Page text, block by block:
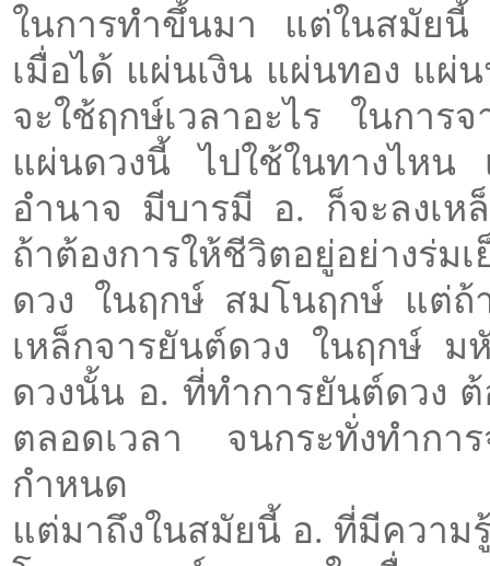
ในการทำขึ้นมา แต่ในสมัย
เมื่อได้ แผ่นเงิน แผ่นทอง แผ่
จะใช้ฤกษ์เวลาอะไร ในกา
แผ่นดวงนี้ ไปใช้ในทางไหน
อำนาจ มีบารมี อ. ก็จะลงเห
ถ้าต้องการให้ชีวิตอยู่อย่างร่
ดวง ในฤกษ์ สมโนฤกษ์ แต่ถ้
เหล็กจารยันต์ดวง ในฤกษ์ ม
ดวงนั้น อ. ที่ทำการยันต์ดวง
ตลอดเวลา จนกระทั่งทำกา
กำหนด
แต่มาถึงในสมัยนี้ อ. ที่มีความ